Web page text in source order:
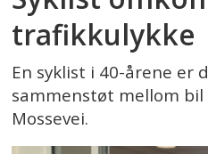
trafikkulykke
En syklist i 40-årene er
sammenstøt mellom bil
Mossevei.